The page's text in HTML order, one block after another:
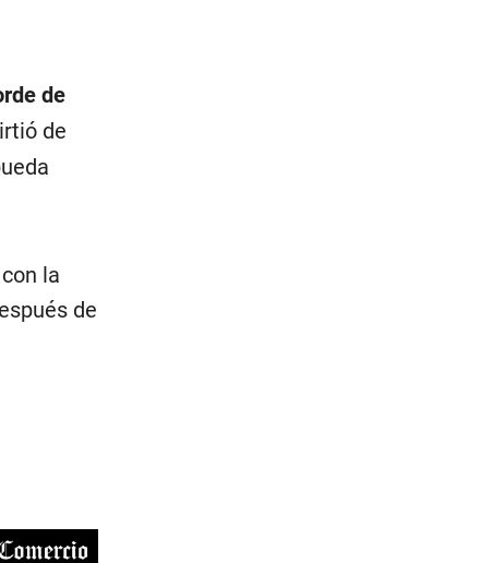
de
de
la
de